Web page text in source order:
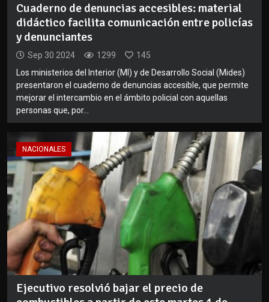
Cuaderno de denuncias accesibles: material
didáctico facilita comunicación entre policías
y denunciantes
Sep 30 2024 1299
145
Los ministerios del Interior (MI) y de Desarrollo Social (Mides)
presentaron el cuaderno de denuncias accesible, que permite
mejorar el intercambio en el ámbito policial con aquellas
personas que, por...
NACIONALES
Ejecutivo resolvió bajar el precio de